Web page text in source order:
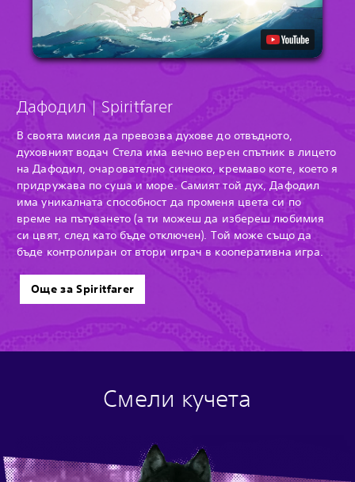
Дафодил | Spiritfarer
В своята мисия да превозва духове до отвъдното,
духовният водач Стела има вечно верен спътник в лицето
на Дафодил, очарователно синеоко, кремаво коте, което я
придружава по суша и море. Самият той дух, Дафодил
има уникалната способност да променя цвета си по
време на пътуването (а ти можеш да избереш любимия
си цвят, след като бъде отключен). Той може също да
бъде контролиран от втори играч в кооперативна игра.
Още за Spiritfarer
Смели кучета